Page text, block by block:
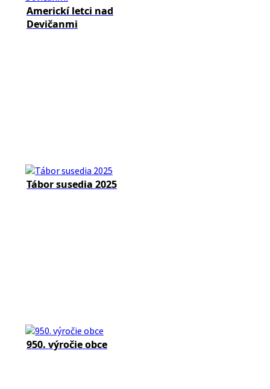
Americkí letci nad
Devičanmi
Tábor susedia 2025
950. výročie obce